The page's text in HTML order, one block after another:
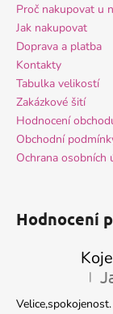
Proč nakupovat u
Jak nakupovat
Doprava a platba
Kontakty
Tabulka velikostí
Zakázkové šití
Hodnocení
Obchodní
Ochrana osobních
Hodnocení
|
Velice,spokojenost.